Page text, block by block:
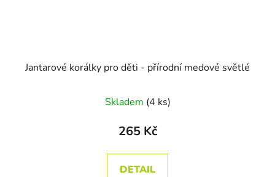
Jantarové korálky pro děti - přírodní medové světlé
Skladem (4 ks)
265 Kč
DETAIL